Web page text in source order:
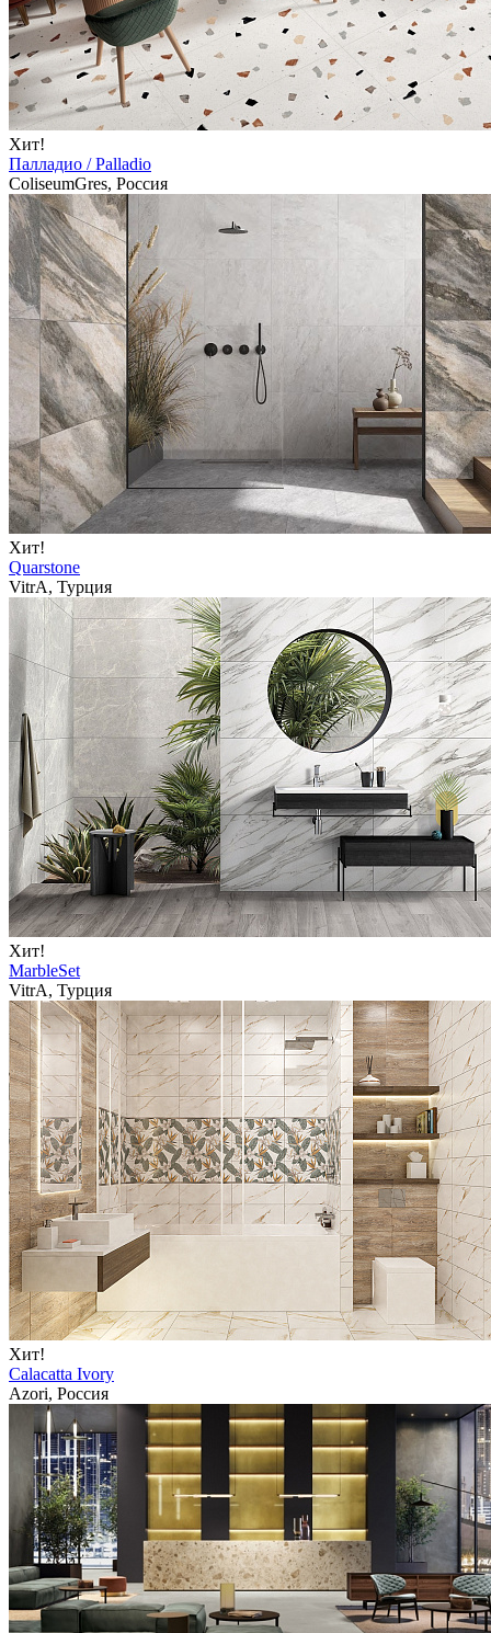
Хит!
Палладио / Palladio
ColiseumGres, Россия
Хит!
Quarstone
VitrA, Турция
Хит!
MarbleSet
VitrA, Турция
Хит!
Calacatta Ivory
Azori, Россия